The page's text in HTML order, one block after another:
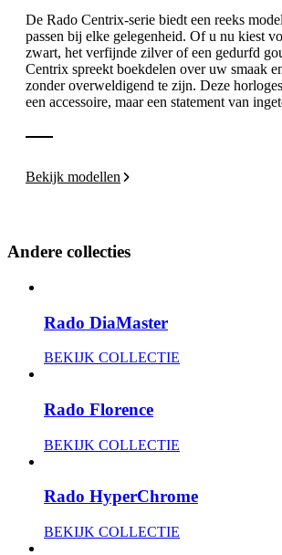
De Rado Centrix-serie biedt een reeks
passen bij elke gelegenheid. Of u nu kiest
zwart, het verfijnde zilver of een gedurfd
Centrix spreekt boekdelen over uw smaak
zonder overweldigend te zijn. Deze
een accessoire, maar een statement van
Bekijk modellen
Andere collecties
Rado DiaMaster
BEKIJK COLLECTIE
Rado Florence
BEKIJK COLLECTIE
Rado HyperChrome
BEKIJK COLLECTIE